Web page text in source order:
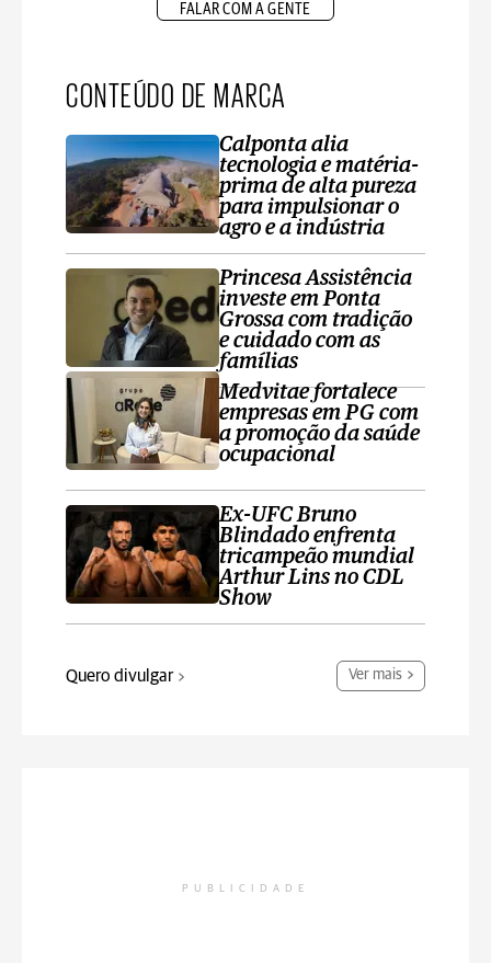
FALAR COM A GENTE
CONTEÚDO DE MARCA
Calponta alia
tecnologia e matéria-
prima de alta pureza
para impulsionar o
agro e a indústria
Princesa Assistência
investe em Ponta
Grossa com tradição
e cuidado com as
famílias
Medvitae fortalece
empresas em PG com
a promoção da saúde
ocupacional
Ex-UFC Bruno
Blindado enfrenta
tricampeão mundial
Arthur Lins no CDL
Show
Quero divulgar Ver mais
PUBLICIDADE